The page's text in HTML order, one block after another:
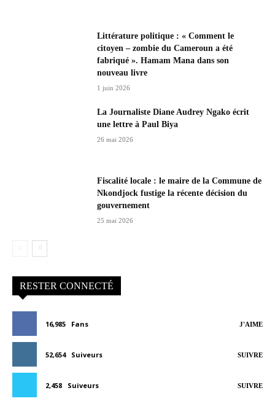
Littérature politique : « Comment le
citoyen – zombie du Cameroun a été
fabriqué ». Hamam Mana dans son
nouveau livre
1 juin 2026
La Journaliste Diane Audrey Ngako écrit
une lettre à Paul Biya
26 mai 2026
Fiscalité locale : le maire de la Commune de
Nkondjock fustige la récente décision du
gouvernement
25 mai 2026
RESTER CONNECTÉ
16,985 Fans J'AIME
52,654 Suiveurs SUIVRE
2,458 Suiveurs SUIVRE